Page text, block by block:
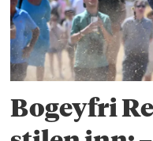
Bogeyfri